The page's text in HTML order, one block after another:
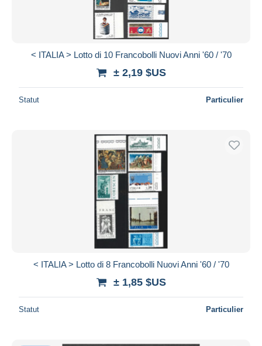
< ITALIA > Lotto di 10 Francobolli Nuovi Anni '60 / '70
± 2,19 $US
Statut Particulier
< ITALIA > Lotto di 8 Francobolli Nuovi Anni '60 / '70
± 1,85 $US
Statut Particulier